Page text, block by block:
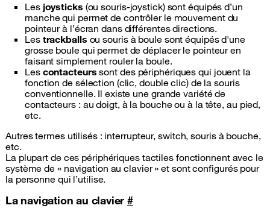
Les joysticks (ou souris-joystick) sont équipés d’un
manche qui permet de contrôler le mouvement du
pointeur à l’écran dans différentes directions.
Les trackballs ou souris à boule sont équipés d'une
grosse boule qui permet de déplacer le pointeur en
faisant simplement rouler la boule.
Les contacteurs sont des périphériques qui jouent la
fonction de sélection (clic, double clic) de la souris
conventionnelle. Il existe une grande variété de
contacteurs : au doigt, à la bouche ou à la tête, au pied,
etc.
Autres termes utilisés : interrupteur, switch, souris à bouche,
etc.
La plupart de ces périphériques tactiles fonctionnent avec le
système de « navigation au clavier » et sont configurés pour
la personne qui l’utilise.
La navigation au clavier#